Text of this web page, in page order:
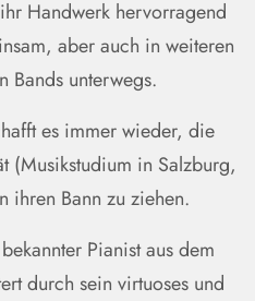
Handwerk hervorragend
aber auch in weiteren
Bands unterwegs.
es immer wieder, die
(Musikstudium in Salzburg,
ihren Bann zu ziehen.
Pianist aus dem
durch sein virtuoses und